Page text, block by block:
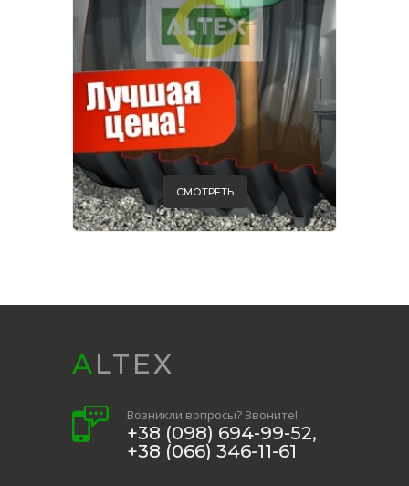
СМОТРЕТЬ
ALTEX
Возникли вопросы? Звоните!
+38 (098) 694-99-52,
+38 (066) 346-11-61